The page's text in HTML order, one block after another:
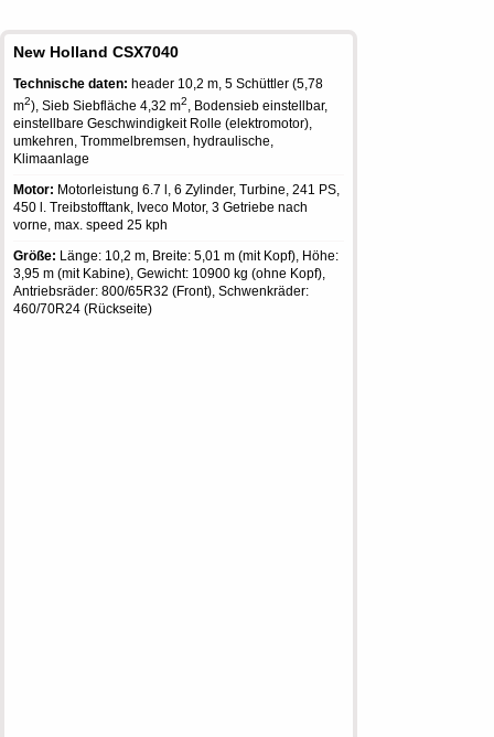
New Holland CSX7040
Technische daten: header 10,2 m, 5 Schüttler (5,78
m2), Sieb Siebfläche 4,32 m2, Bodensieb einstellbar,
einstellbare Geschwindigkeit Rolle (elektromotor),
umkehren, Trommelbremsen, hydraulische,
Klimaanlage
Motor: Motorleistung 6.7 l, 6 Zylinder, Turbine, 241 PS,
450 l. Treibstofftank, Iveco Motor, 3 Getriebe nach
vorne, max. speed 25 kph
Größe: Länge: 10,2 m, Breite: 5,01 m (mit Kopf), Höhe:
3,95 m (mit Kabine), Gewicht: 10900 kg (ohne Kopf),
Antriebsräder: 800/65R32 (Front), Schwenkräder:
460/70R24 (Rückseite)